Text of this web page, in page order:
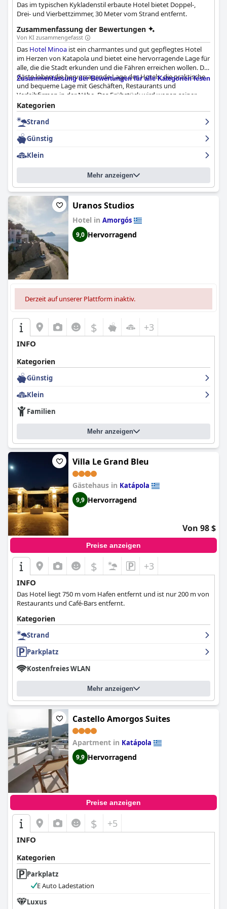
Das im typischen Kykladenstil erbaute Hotel bietet Doppel-,
Drei- und Vierbettzimmer, 30 Meter vom Strand entfernt.
Zusammenfassung der Bewertungen
Von KI zusammengefasst
Das Hotel Minoa ist ein charmantes und gut gepflegtes Hotel
im Herzen von Katapola und bietet eine hervorragende Lage für
alle, die die Stadt erkunden und die Fähren erreichen wollen. Die
Gäste loben die hervorragende Lage des Hotels, die praktische
und bequeme Lage mit Geschäften, Restaurants und
Verleihfirmen in der Nähe. Das Frühstück wird wegen seiner
Qualität und Vielfalt hoch gelobt, und die Gäste haben die
Möglichkeit, es auf der Terrasse mit Blick aufs Meer zu genießen.
Die Zimmer sind geräumig, sauber und traditionell im
kykladischen Stil eingerichtet, einige bieten Balkone mit Blick auf
das Meer und den Hafen. Die Sauberkeit des Hotels ist
Zimmer makellos sind. Die Mitarbeiter, einschließlich der
Eigentümer Stamatis und Ioanna, sind hervorragende
Gastgeber, die sich mehr als nur Mühe geben, damit sich die
Gäste während ihres Aufenthalts wohl fühlen. Alles in allem ist
dasHotel Minoadie perfekte Wahl für alle, die einen
gemütlichen, einladenden Aufenthalt auf der schönen Insel
Amorgos suchen.
Zusammenfassung der Bewertungen für alle Kategorien lesen
Kategorien
Strand
Günstig
Klein
Mehr anzeigen
Uranos Studios
Hotel in Amorgós
9,0 Hervorragend
Derzeit auf unserer Plattform inaktiv.
$ +3
INFO
Kategorien
Günstig
Klein
Familien
Mehr anzeigen
Villa Le Grand Bleu
Gästehaus in Katápola
9,9 Hervorragend
Von 98 $
Preise anzeigen
$ +3
INFO
Das Hotel liegt 750 m vom Hafen entfernt und ist nur 200 m von
Restaurants und Café-Bars entfernt.
Kategorien
Strand
Parkplatz
Kostenfreies WLAN
Mehr anzeigen
Castello Amorgos Suites
Apartment in Katápola
9,9 Hervorragend
Preise anzeigen
$ +5
INFO
Kategorien
Parkplatz
E Auto Ladestation
Luxus